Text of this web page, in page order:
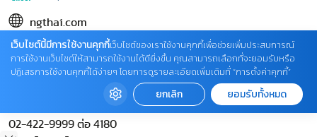
ngthai.com
บริษัท เอเอ็มอี อิมเมจิเนทีฟ จำกัด
ในเครือ บริษัท อมรินทร์ คอร์เปอเรชั่นส์ จำกัด (มหาชน)
ติดต่อแจ้งปัญหาหรือร้องเรียน
02-422-9999 ต่อ 4180
เว็บไซต์นี้มีการใช้งานคุกกี้เว็บไซต์ของเราใช้งานคุกกี้เพื่อช่วยเพิ่มประสบการณ์
การใช้งานเว็บไซต์ให้สามารถใช้งานได้ดียิ่งขึ้น คุณสามารถเลือกที่จะยอมรับหรือ
ปฏิเสธการใช้งานคุกกี้ได้ง่ายๆ โดยการดูรายละเอียดเพิ่มเติมที่ “การตั้งค่าคุกกี้”
ยกเลิก ยอมรับทั้งหมด